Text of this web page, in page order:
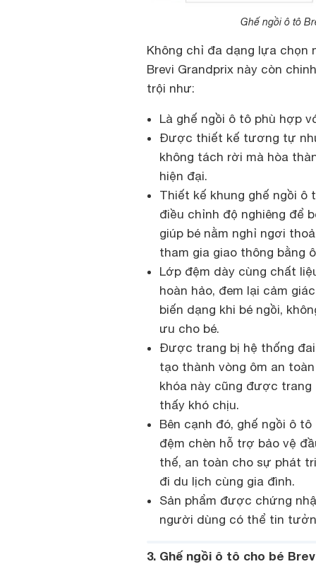
Ghế ngồi ô tô
Không chỉ đa dạng lựa chọn
Brevi Grandprix này còn
trội như:
Là ghế ngồi ô tô phù hợp
Được thiết kế tương tự
không tách rời mà hòa
hiện đại.
Thiết kế khung ghế ngồi ô
điều chỉnh độ nghiêng để
giúp bé nằm nghỉ ngơi
tham gia giao thông bằng
Lớp đệm dày cùng chất
hoàn hảo, đem lại cảm
biến dạng khi bé ngồi,
ưu cho bé.
Được trang bị hệ thống
tạo thành vòng ôm an
khóa này cũng được trang
thấy khó chịu.
Bên cạnh đó, ghế ngồi ô
đệm chèn hỗ trợ bảo vệ
thế, an toàn cho sự phát
đi du lịch cùng gia đình.
Sản phẩm được chứng
người dùng có thể tin
3. Ghế ngồi ô tô cho bé